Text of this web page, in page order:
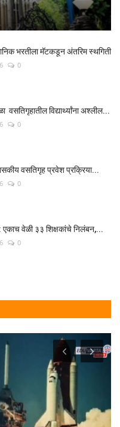
भरतीला मॅटकडून अंतरिम स्थगिती
0
विद्यार्थ्यांना अश्लील...
0
शासकीय वसतिगृह प्रवेश प्रक्रिया...
0
एकाच वेळी ३३ शिक्षकांचे निलंबन,...
0